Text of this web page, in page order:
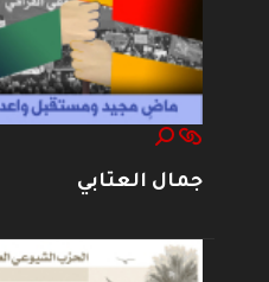
جمال العتابي